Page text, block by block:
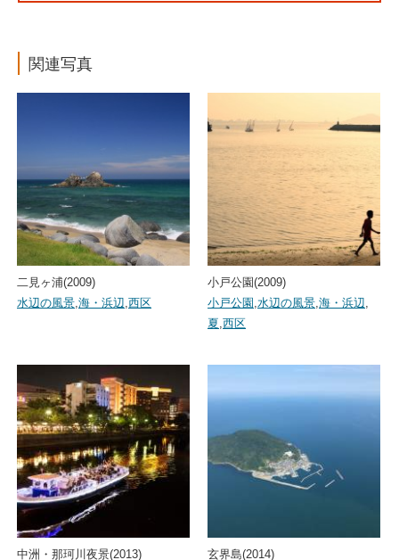
関連写真
二見ヶ浦(2009)
水辺の風景,海・浜辺,西区
小戸公園(2009)
小戸公園 ,水辺の風景,海・浜辺,
夏,西区
中洲・那珂川夜景(2013) 玄界島(2014)